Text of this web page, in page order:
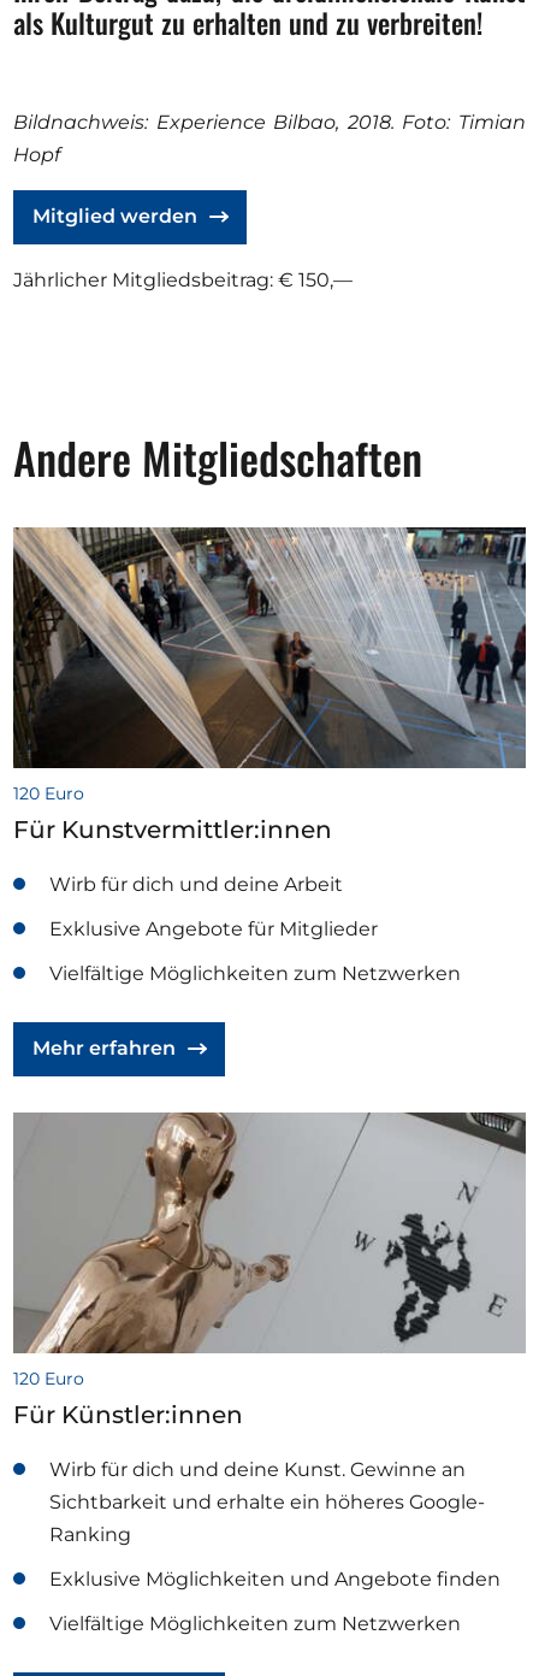
als Kulturgut zu erhalten und zu verbreiten!
Bildnachweis: Experience Bilbao, 2018. Foto: Timian
Hopf
Mitglied werden
Jährlicher Mitgliedsbeitrag: € 150,—
Andere Mitgliedschaften
120 Euro
Für Kunstvermittler:innen
Wirb für dich und deine Arbeit
Exklusive Angebote für Mitglieder
Vielfältige Möglichkeiten zum Netzwerken
Mehr erfahren
120 Euro
Für Künstler:innen
Wirb für dich und deine Kunst. Gewinne an
Sichtbarkeit und erhalte ein höheres Google-
Ranking
Exklusive Möglichkeiten und Angebote finden
Vielfältige Möglichkeiten zum Netzwerken